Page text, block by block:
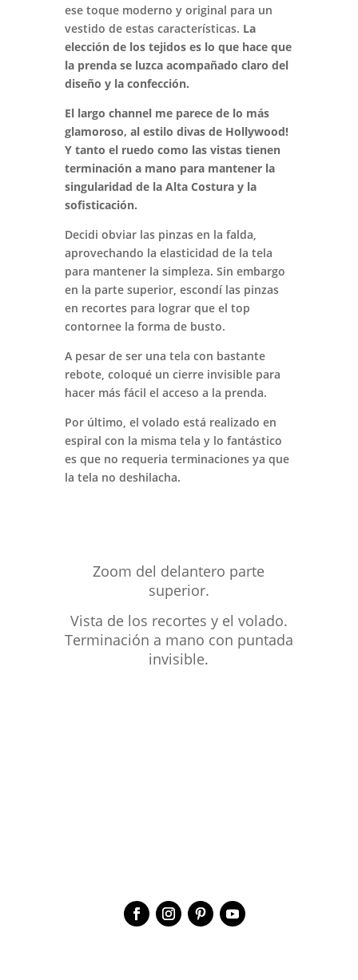
ese toque moderno y original para un
vestido de estas características. La
elección de los tejidos es lo que hace que
la prenda se luzca acompañado claro del
diseño y la confección.
El largo channel me parece de lo más
glamoroso, al estilo divas de Hollywood!
Y tanto el ruedo como las vistas tienen
terminación a mano para mantener la
singularidad de la Alta Costura y la
sofisticación.
Decidi obviar las pinzas en la falda,
aprovechando la elasticidad de la tela
para mantener la simpleza. Sin embargo
en la parte superior, escondí las pinzas
en recortes para lograr que el top
contornee la forma de busto.
A pesar de ser una tela con bastante
rebote, coloqué un cierre invisible para
hacer más fácil el acceso a la prenda.
Por último, el volado está realizado en
espiral con la misma tela y lo fantástico
es que no requeria terminaciones ya que
la tela no deshilacha.
Zoom del delantero parte
superior.
Vista de los recortes y el volado.
Terminación a mano con puntada
invisible.